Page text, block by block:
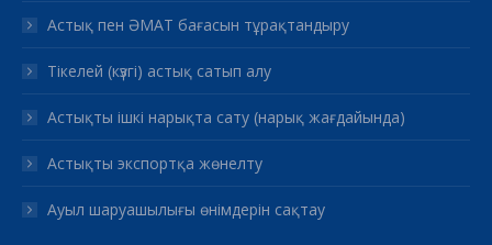
Астық пен ӘМАТ бағасын тұрақтандыру
Тікелей (күзгі) астық сатып алу
Астықты ішкі нарықта сату (нарық жағдайында)
Астықты экспортқа жөнелту
Ауыл шаруашылығы өнімдерін сақтау